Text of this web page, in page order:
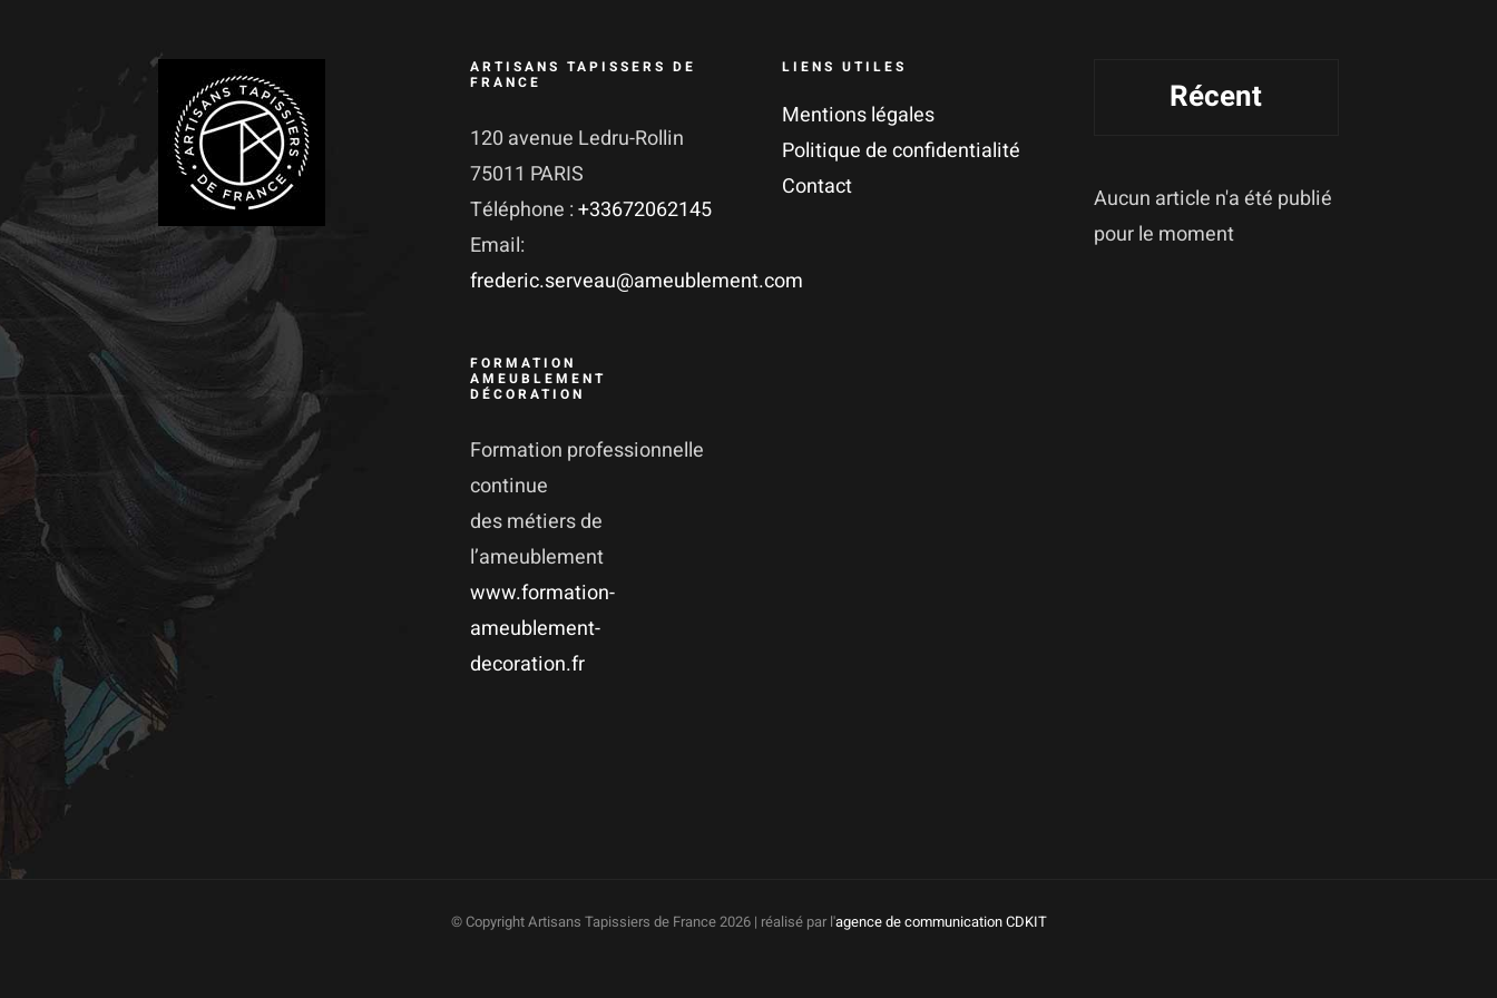
ARTISANS TAPISSERS DE
FRANCE
120 avenue Ledru-Rollin
75011 PARIS
Téléphone :+33672062145
Email:
frederic.serveau@ameublement.com
FORMATION
AMEUBLEMENT
DÉCORATION
Formation professionnelle
continue
des métiers de
l’ameublement
www.formation-
ameublement-
decoration.fr
LIENS UTILES
Mentions légales
Politique de confidentialité
Contact
Récent
Aucun article n'a été publié
pour le moment
© Copyright Artisans Tapissiers de France2026 | réalisé par l'agence de communication CDKIT